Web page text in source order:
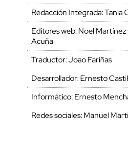
Redacción Integrada: Tania
Editores web: Noel
Acuña
Traductor: Joao Fariñas
Desarrollador: Ernesto
Informático: Ernesto
Redes sociales: Manuel